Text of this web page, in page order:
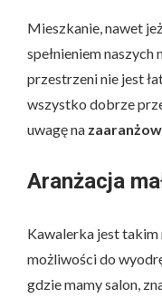
Mieszkanie, nawet
spełnieniem naszych
przestrzeni nie jest
wszystko dobrze
uwagę na
Aranżacja
Kawalerka jest takim
możliwości do
gdzie mamy salon,